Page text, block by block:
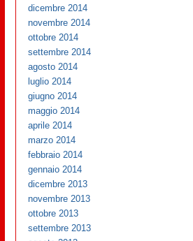
dicembre 2014
novembre 2014
ottobre 2014
settembre 2014
agosto 2014
luglio 2014
giugno 2014
maggio 2014
aprile 2014
marzo 2014
febbraio 2014
gennaio 2014
dicembre 2013
novembre 2013
ottobre 2013
settembre 2013